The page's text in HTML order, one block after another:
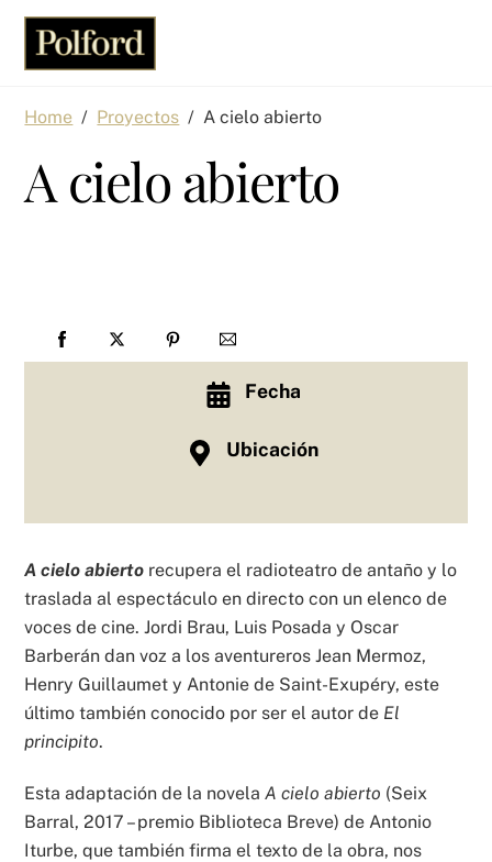
Skip
content
Home / Proyectos / A cielo abierto
A cielo abierto
Fecha
Ubicación
A cielo abierto recupera el radioteatro de antaño y lo
traslada al espectáculo en directo con un elenco de
voces de cine. Jordi Brau, Luis Posada y Oscar
Barberán dan voz a los aventureros Jean Mermoz,
Henry Guillaumet y Antonie de Saint-Exupéry, este
último también conocido por ser el autor de El
principito.
Esta adaptación de la novelaA cielo abierto (Seix
Barral, 2017 – premio Biblioteca Breve) de Antonio
Iturbe, que también firma el texto de la obra, nos